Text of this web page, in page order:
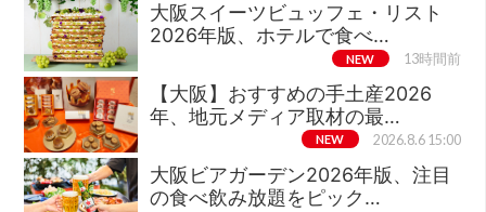
大阪スイーツビュッフェ・リスト
2026年版、ホテルで食べ…
NEW 13時間前
【大阪】おすすめの手土産2026
年、地元メディア取材の最…
NEW 2026.8.6 15:00
大阪ビアガーデン2026年版、注目
の食べ飲み放題をピック…